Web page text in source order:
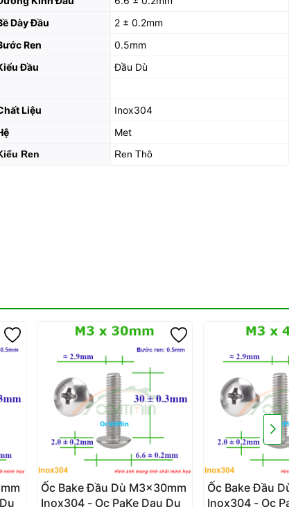
Dày Đầu
2 ± 0.2mm
Ren
0.5mm
Đầu
Đầu Dù
Liệu
Inox304
Met
Ren Ren Thô
Du
Ốc Bake Đầu Dù M3x30mm
Inox304 - Oc PaKe Dau Du
Ốc Bake Đầu
Inox304 -